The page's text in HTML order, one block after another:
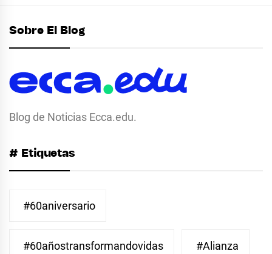
Sobre El Blog
Blog de Noticias Ecca.edu.
# Etiquetas
#60aniversario
#60añostransformandovidas #Alianza